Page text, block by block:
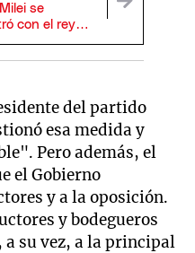
se
con el rey
del partido
esa medida y
Pero además, el
el Gobierno
y a la oposición.
y bodegueros
a su vez, a la principal